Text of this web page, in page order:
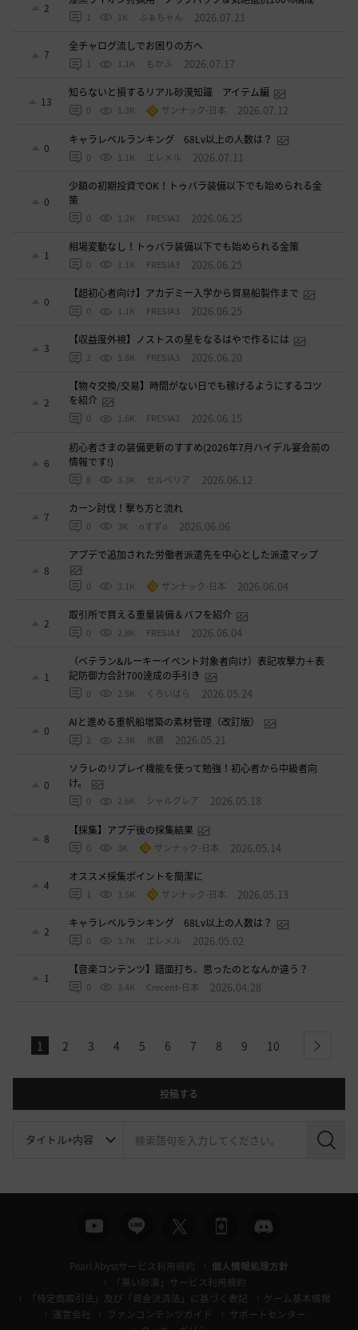
2
1 1K ふぁちゃん 2026.07.21
7
全チャログ流しでお困りの方へ
1 1.1K もかふ 2026.07.17
13
知らないと損するリアル砂漠知識 アイテム編
0 1.3K ザンナック-日本 2026.07.12
0
キャラレベルランキング 68Lv以上の人数は？
0 1.1K エレメル 2026.07.11
0
少額の初期投資でOK！トゥバラ装備以下でも始められる金
策
0 1.2K FRESIA3 2026.06.25
1
相場変動なし！トゥバラ装備以下でも始められる金策
0 1.1K FRESIA3 2026.06.25
0
【超初心者向け】アカデミー入学から貿易船製作まで
0 1.1K FRESIA3 2026.06.25
3
【収益度外視】ノストスの星をなるはやで作るには
2 1.8K FRESIA3 2026.06.20
2
【物々交換/交易】時間がない日でも稼げるようにするコツ
を紹介
0 1.6K FRESIA3 2026.06.15
6
初心者さまの装備更新のすすめ(2026年7月ハイデル宴会前の
情報です!)
8 3.3K セルベリア 2026.06.12
7
カーン討伐！撃ち方と流れ
0 3K oすずo 2026.06.06
8
アプデで追加された労働者派遣先を中心とした派遣マップ
0 3.1K ザンナック-日本 2026.06.04
2
取引所で買える重量装備＆バフを紹介
0 2.8K FRESIA3 2026.06.04
1
（ベテラン&ルーキーイベント対象者向け）表記攻撃力＋表
記防御力合計700達成の手引き
0 2.5K くろいばら 2026.05.24
0
AIと進める重帆船増築の素材管理（改訂版）
2 2.3K 氷鏡 2026.05.21
0
ソラレのリプレイ機能を使って勉強！初心者から中級者向
け。
0 2.6K シャルグレア 2026.05.18
8
【採集】アプデ後の採集結果
0 3K ザンナック-日本 2026.05.14
4
オススメ採集ポイントを簡潔に
1 3.5K ザンナック-日本 2026.05.13
2
キャラレベルランキング 68Lv以上の人数は？
0 3.7K エレメル 2026.05.02
1
【音楽コンテンツ】譜面打ち、思ったのとなんか違う？
0 3.4K Crecent-日本 2026.04.28
1 2 3 4 5 6 7 8 9 10 next
投稿する
検
Pearl Abyssサービス利用規約
個人情報処理方針
「黒い砂漠」サービス利用規約
「特定商取引法」及び「資金決済法」に基づく表記
ゲーム基本情報
運営会社
ファンコンテンツガイド
サポートセンター